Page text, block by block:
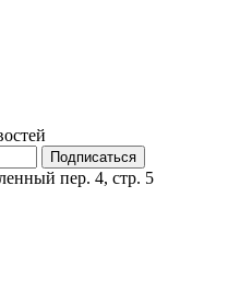
Подписаться
пер. 4, стр. 5